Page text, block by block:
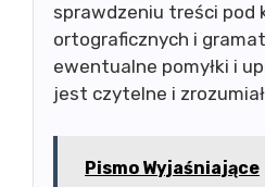
sprawdzeniu treści pod
ortograficznych i
ewentualne pomyłki i
jest czytelne i
Pismo Wyjaśniające